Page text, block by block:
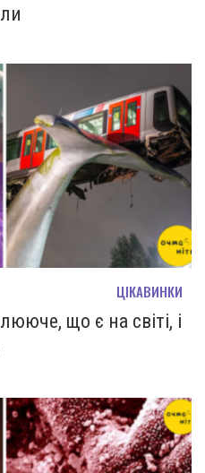
ЦІКАВИНКИ
що є на світі, і